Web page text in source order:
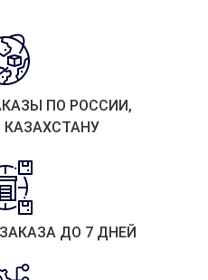
ПО РОССИИ,
КАЗАХСТАНУ
ДО 7 ДНЕЙ